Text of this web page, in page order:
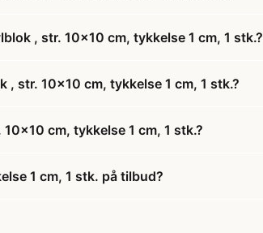
, str. 10x10 cm, tykkelse 1 cm, 1 stk.?
str. 10x10 cm, tykkelse 1 cm, 1 stk.?
cm, tykkelse 1 cm, 1 stk.?
1 cm, 1 stk. på tilbud?